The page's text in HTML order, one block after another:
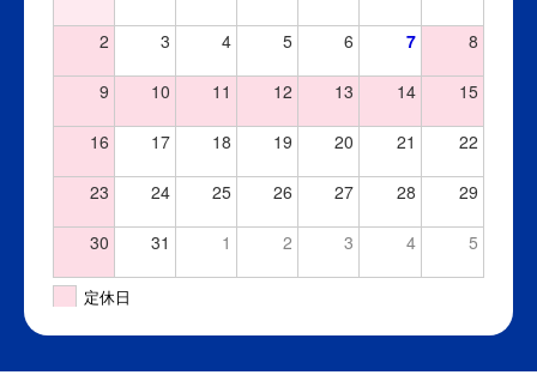
2 3 4 5 6 7 8
9 10 11 12 13 14 15
16 17 18 19 20 21 22
23 24 25 26 27 28 29
30 31 1 2 3 4 5
定休日